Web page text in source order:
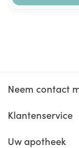
Neem contact
Klantenservice
Uw apotheek